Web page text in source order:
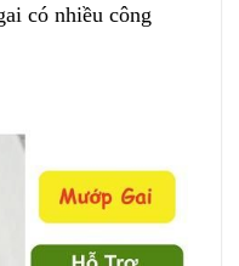
có nhiều công